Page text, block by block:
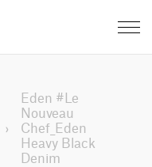
›
Eden #Le
Nouveau
Chef_Eden
Heavy Black
Denim